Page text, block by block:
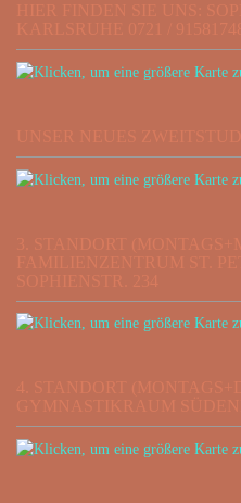
HIER FINDEN SIE UNS:
KARLSRUHE 0721 /
UNSER NEUES
3. STANDORT
FAMILIENZENTRUM ST.
SOPHIENSTR. 234
4. STANDORT
GYMNASTIKRAUM